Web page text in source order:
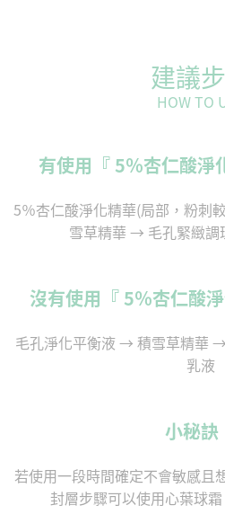
建議
HOW TO
有使用『 5％杏仁酸淨
5％杏仁酸淨化精華(局部，粉
雪草精華 → 毛孔緊緻調
沒有使用『 5％杏仁酸
毛孔淨化平衡液 → 積雪草精華
乳液
小秘訣
若使用一段時間確定不會敏感且
封層步驟可以使用心葉球